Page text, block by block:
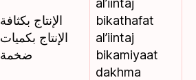
الإنتاج بكثافة
الإنتاج بكميات
ضخمة
al’iintaj
bikathafat
al’iintaj
bikamiyaat
dakhma